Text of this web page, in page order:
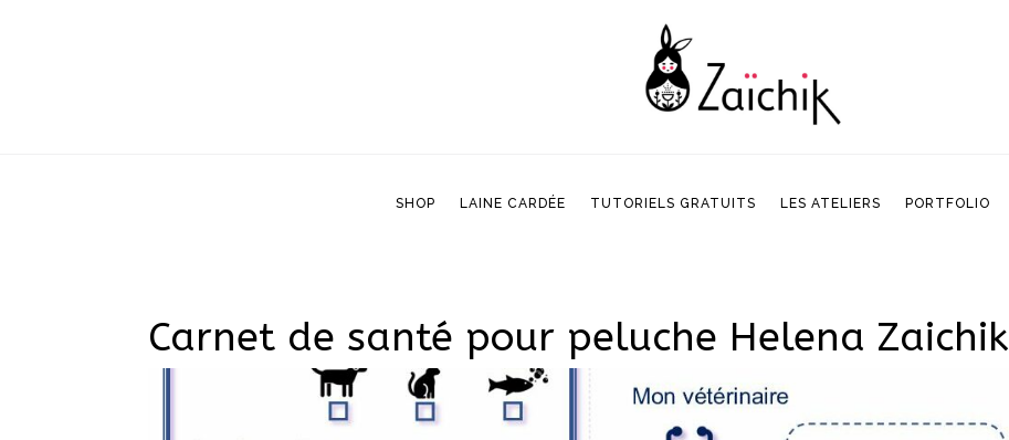
SHOP LAINE CARDÉE TUTORIELS GRATUITS LES ATELIERS PORTFOLIO
TUTORIELS GRATUITS
Carnet de santé pour peluche Helena Zaichik